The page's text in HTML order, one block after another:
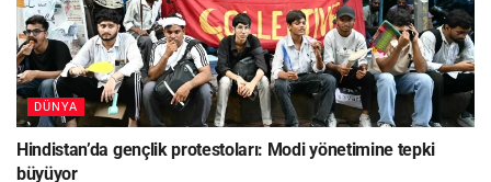
DÜNYA
Hindistan’da gençlik protestoları: Modi yönetimine tepki
büyüyor